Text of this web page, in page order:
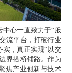
中心一直致力于“服
流平台，打破行业
实，真正实现“以交
界搭桥铺路。作为
焦产业创新与技术